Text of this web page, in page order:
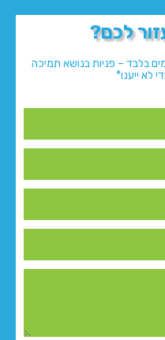
לכם?
בלבד – פניות בנושא תמיכה
לא ייענו*